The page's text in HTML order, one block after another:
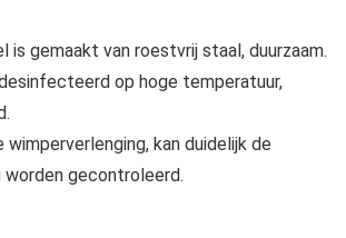
is gemaakt van roestvrij staal, duurzaam.
op hoge temperatuur,
wimperverlenging, kan duidelijk de
worden gecontroleerd.